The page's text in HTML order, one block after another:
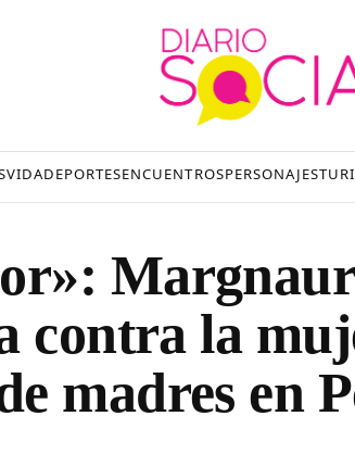
VIDADEPORTESENCUENTROSPERSONAJES
contra la
madres en